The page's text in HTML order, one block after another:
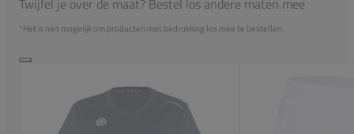
*Het is niet mogelijk om producten met bedrukking los mee te bestellen.